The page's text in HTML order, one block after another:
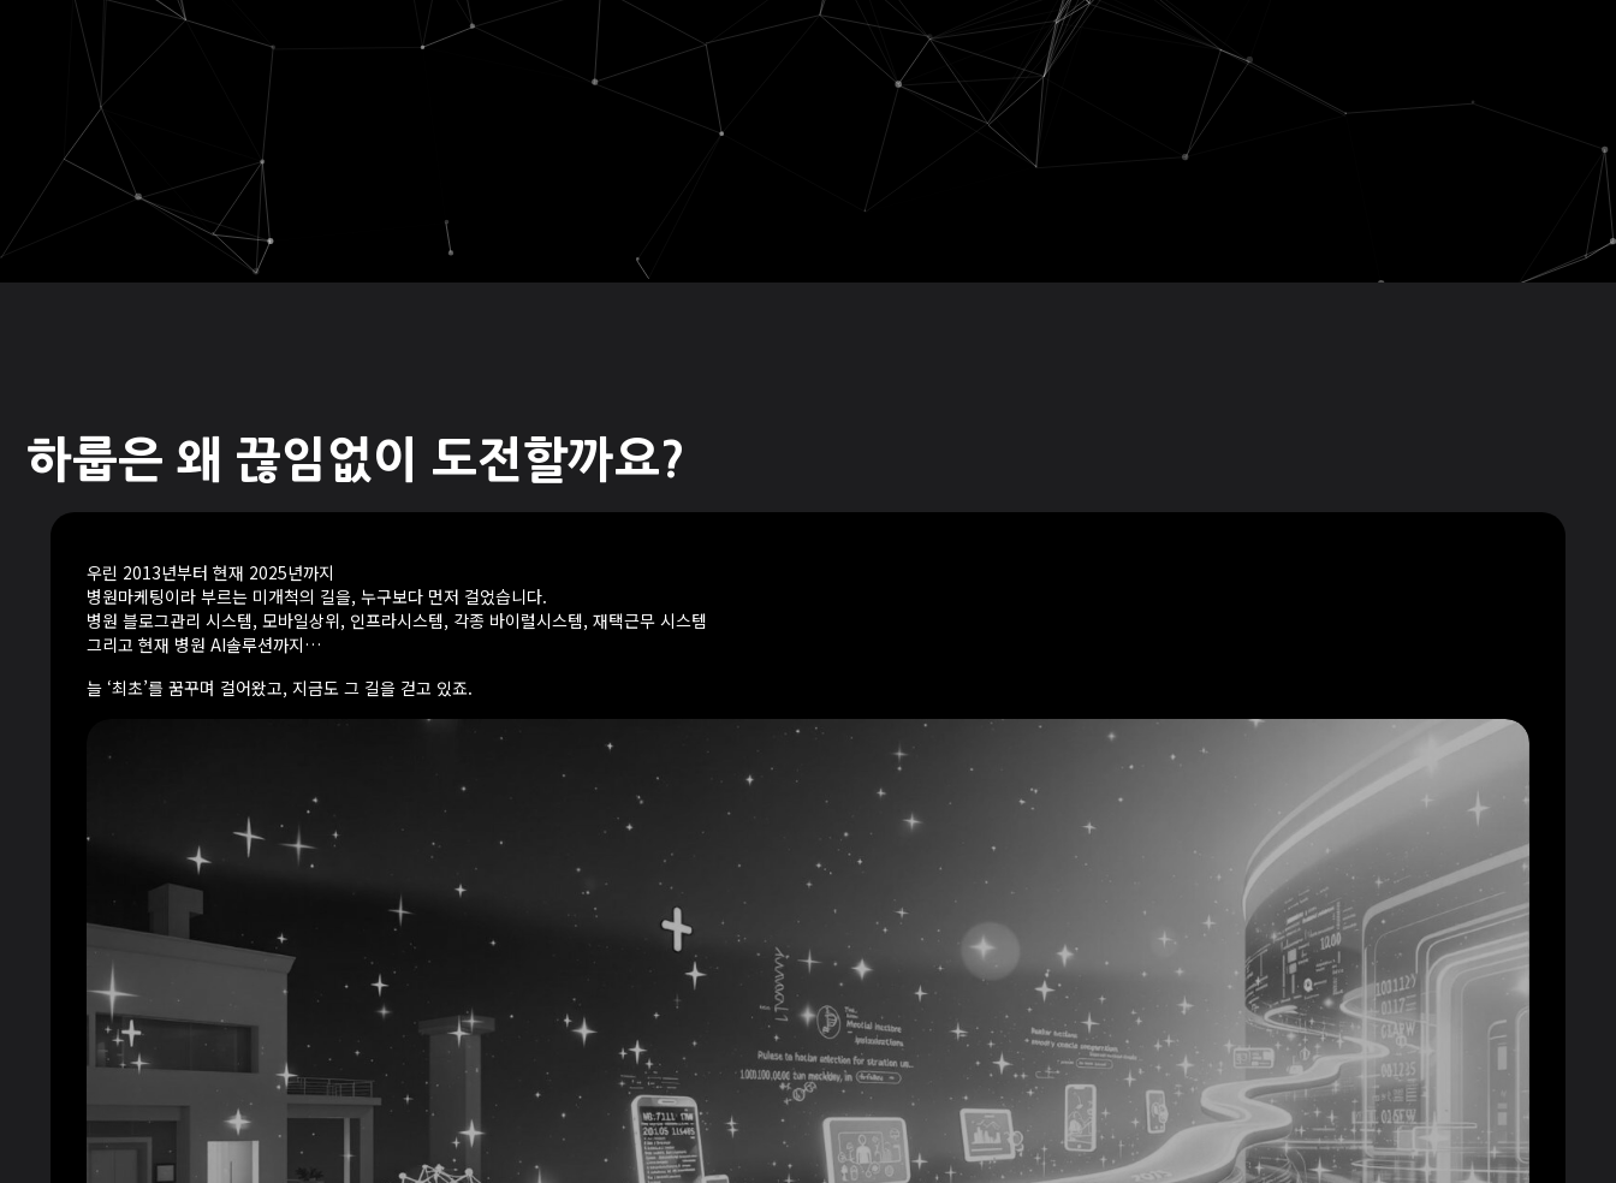
하룹은 왜 끊임없이 도전할까요?
우린 2013년부터 현재 2025년까지
병원마케팅이라 부르는 미개척의 길을, 누구보다 먼저 걸었습니다.
병원 블로그관리 시스템, 모바일상위, 인프라시스템, 각종 바이럴시스템, 재택근무 시스템
그리고 현재 병원 AI솔루션까지…
늘 ‘최초’를 꿈꾸며 걸어왔고, 지금도 그 길을 걷고 있죠.